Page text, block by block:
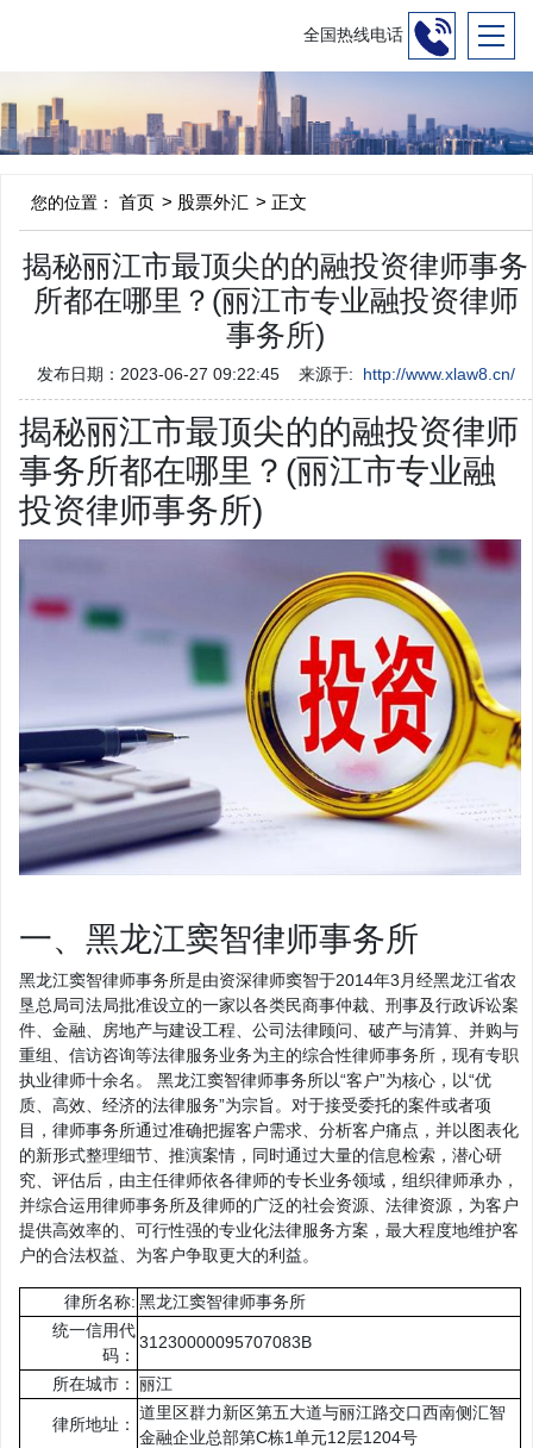
全国热线电话
您的位置： 首页 股票外汇 正文
揭秘丽江市最顶尖的的融投资律师事务
所都在哪里？(丽江市专业融投资律师
事务所)
发布日期：2023-06-27 09:22:45 来源于: http://www.xlaw8.cn/
揭秘丽江市最顶尖的的融投资律师
事务所都在哪里？(丽江市专业融
投资律师事务所)
一、黑龙江窦智律师事务所
黑龙江窦智律师事务所是由资深律师窦智于2014年3月经黑龙江省农
垦总局司法局批准设立的一家以各类民商事仲裁、刑事及行政诉讼案
件、金融、房地产与建设工程、公司法律顾问、破产与清算、并购与
重组、信访咨询等法律服务业务为主的综合性律师事务所，现有专职
执业律师十余名。 黑龙江窦智律师事务所以“客户”为核心，以“优
质、高效、经济的法律服务”为宗旨。对于接受委托的案件或者项
目，律师事务所通过准确把握客户需求、分析客户痛点，并以图表化
的新形式整理细节、推演案情，同时通过大量的信息检索，潜心研
究、评估后，由主任律师依各律师的专长业务领域，组织律师承办，
并综合运用律师事务所及律师的广泛的社会资源、法律资源，为客户
提供高效率的、可行性强的专业化法律服务方案，最大程度地维护客
户的合法权益、为客户争取更大的利益。
律所名称: 黑龙江窦智律师事务所
统一信用代
码：
31230000095707083B
所在城市： 丽江
律所地址：
道里区群力新区第五大道与丽江路交口西南侧汇智
金融企业总部第C栋1单元12层1204号